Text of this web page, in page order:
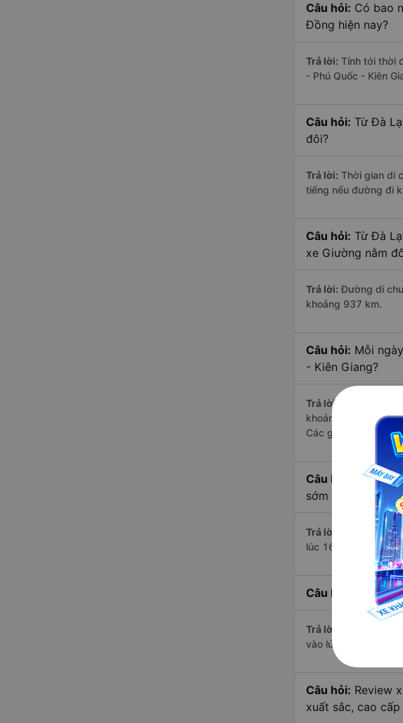
Câu hỏi: Có bao
Đồng hiện nay?
Trả lời: Tính tới thời
- Phú Quốc - Kiên
Câu hỏi: Từ Đà
đôi?
Trả lời: Thời gian di
tiếng nếu đường đi
Câu hỏi: Từ Đà
xe Giường nằm
Trả lời: Đường di
khoảng 937 km.
Câu hỏi: Mỗi
- Kiên Giang?
Trả lời:
khoảng 3 chuyến
Các giờ xe chạy có
Câu hỏi:
Nhà xe
sớm nhất?
Trả lời: Chuyến
lúc 16:00 là của
Câu hỏi: Nhà xe
Trả lời:
vào lúc 17:30 là của
Câu hỏi: Review
xuất sắc, cao cấp